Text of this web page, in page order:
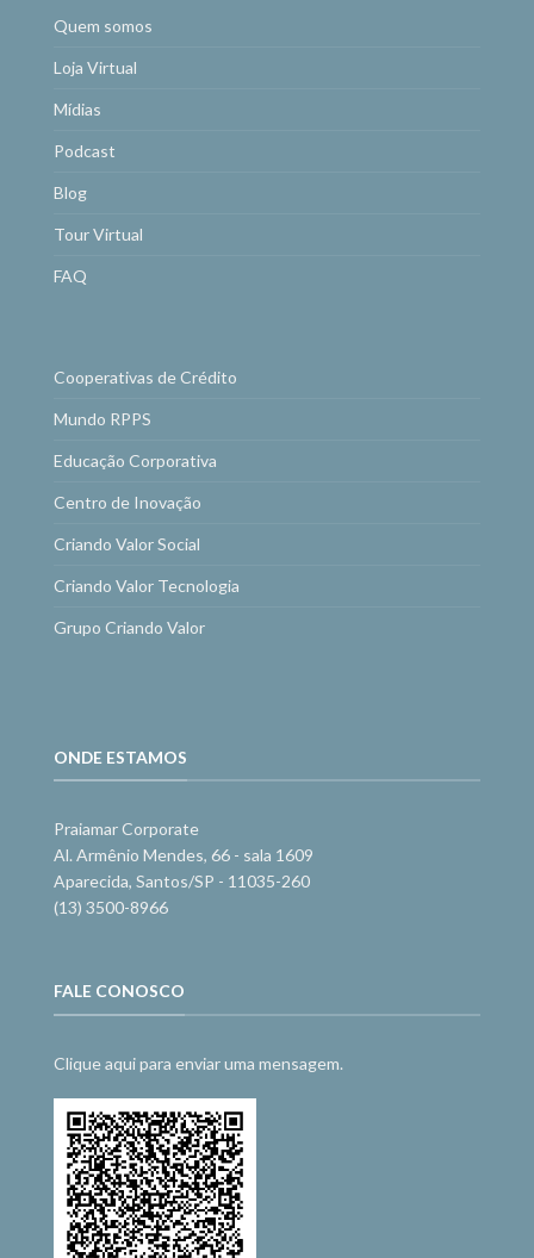
Quem somos
Loja Virtual
Mídias
Podcast
Blog
Tour Virtual
FAQ
Cooperativas de Crédito
Mundo RPPS
Educação Corporativa
Centro de Inovação
Criando Valor Social
Criando Valor Tecnologia
Grupo Criando Valor
ONDE ESTAMOS
Praiamar Corporate
Al. Armênio Mendes, 66 - sala 1609
Aparecida, Santos/SP - 11035-260
(13) 3500-8966
FALE CONOSCO
Clique aqui para enviar uma mensagem.